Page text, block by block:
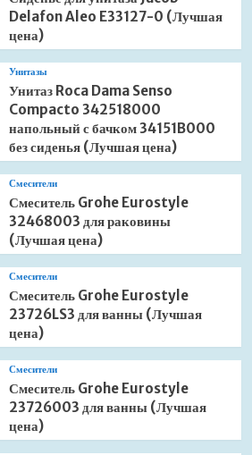
Delafon Aleo E33127-0 (Лучшая
цена)
Унитазы
Унитаз Roca Dama Senso
Compacto 342518000
напольный с бачком 34151B000
без сиденья (Лучшая цена)
Смесители
Смеситель Grohe Eurostyle
32468003 для раковины
(Лучшая цена)
Смесители
Смеситель Grohe Eurostyle
23726LS3 для ванны (Лучшая
цена)
Смесители
Смеситель Grohe Eurostyle
23726003 для ванны (Лучшая
цена)